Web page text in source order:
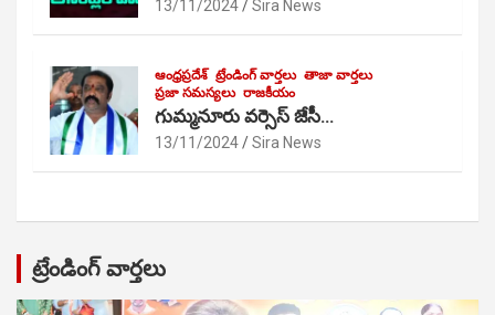
13/11/2024 Sira News
ఆంధ్రప్రదేశ్ ట్రేండింగ్ వార్తలు తాజా వార్తలు
ప్రజా సమస్యలు రాజకీయం
గుమ్మనూరు వర్సెస్ జేసీ…
13/11/2024 Sira News
ట్రేండింగ్ వార్తలు